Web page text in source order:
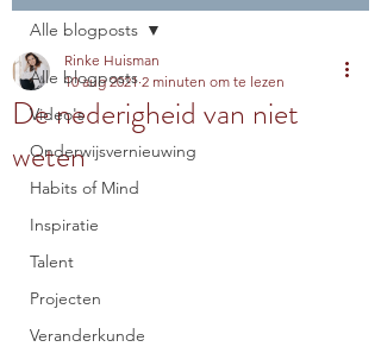
Alle blogposts
Video's
Onderwijsvernieuwing
Habits of Mind
Inspiratie
Talent
Projecten
Veranderkunde
Alle blogposts
De nederigheid van niet
weten
Rinke Huisman
10 aug 2021 2 minuten om te lezen